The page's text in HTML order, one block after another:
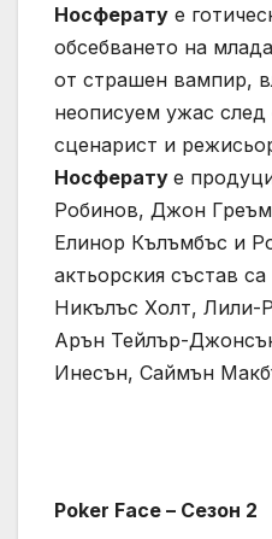
Носферату е
обсебването на
от страшен вампир,
неописуем ужас след
сценарист и
Носферату е
Робинов, Джон
Елинор Кълъмбъс и
актьорския състав
Никълъс Холт, Лили-
Арън Тейлър-
Инесън, Саймън
Poker Face – Сезон 2